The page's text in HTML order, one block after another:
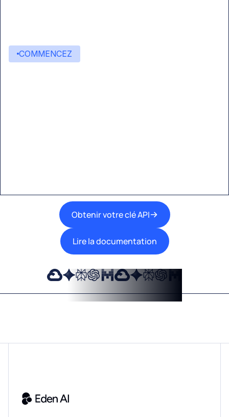
COMMENCEZ
Obtenir votre clé API
Lire la documentation